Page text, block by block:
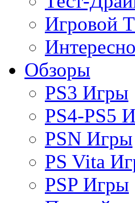
Игровой
Обзоры
PS3 Игры
PS4-PS5
PSN Игры
PS Vita
PSP Игры